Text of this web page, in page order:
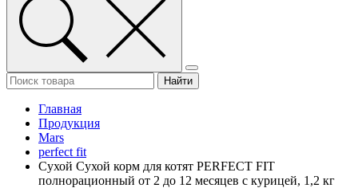
Главная
Продукция
Mars
perfect fit
Сухой Сухой корм для котят PERFECT FIT
полнорационный от 2 до 12 месяцев с курицей, 1,2 кг